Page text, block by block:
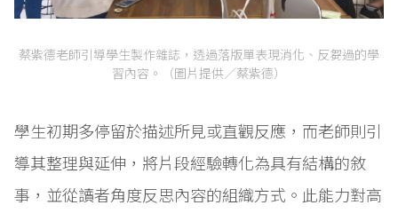
蔡紫德老師引導學生製作雜誌，透過落版單表現消化、反芻過的學
習內容。（圖片提供／蔡紫德）
學生初期多停留於描述所見或直觀反應，而老師則引
導其整理與延伸，將片段經驗轉化為具有結構的敘
事，並從讀者角度反思內容的組織方式。此能力對高